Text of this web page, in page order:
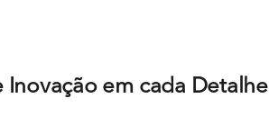
Inovação em cada Detalhe